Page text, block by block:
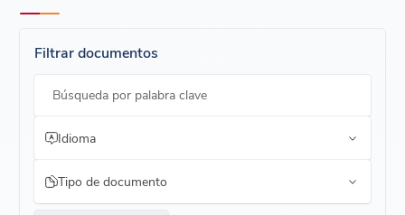
Filtrar documentos
Búsqueda por palabra clave
Idioma
Tipo de documento